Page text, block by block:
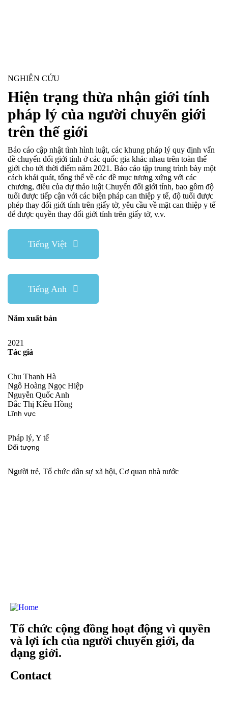
NGHIÊN CỨU
Hiện trạng thừa nhận giới tính
pháp lý của người chuyển giới
trên thế giới
Báo cáo cập nhật tình hình luật, các khung pháp lý quy định vấn
đề chuyển đổi giới tính ở các quốc gia khác nhau trên toàn thế
giới cho tới thời điểm năm 2021. Báo cáo tập trung trình bày một
cách khái quát, tổng thể về các đề mục tương xứng với các
chương, điều của dự thảo luật Chuyển đổi giới tính, bao gồm độ
tuổi được tiếp cận với các biện pháp can thiệp y tế, độ tuổi được
phép thay đổi giới tính trên giấy tờ, yêu cầu về mặt can thiệp y tế
để được quyền thay đổi giới tính trên giấy tờ, v.v.
Tiếng Việt
Tiếng Anh
Năm xuất bản
2021
Tác giả
Chu Thanh Hà
Ngô Hoàng Ngọc Hiệp
Nguyễn Quốc Anh
Đắc Thị Kiều Hồng
Lĩnh vực
Pháp lý, Y tế
Đối tượng
Người trẻ, Tổ chức dân sự xã hội, Cơ quan nhà nước
Tổ chức cộng đồng hoạt động vì quyền
và lợi ích của người chuyển giới, đa
dạng giới.
Contact